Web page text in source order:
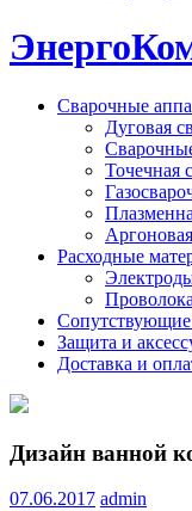
Сварочные
Дуговая
Точечная
Расходные
Защита и
Доставка и
Дизайн ванной
07.06.2017 admin